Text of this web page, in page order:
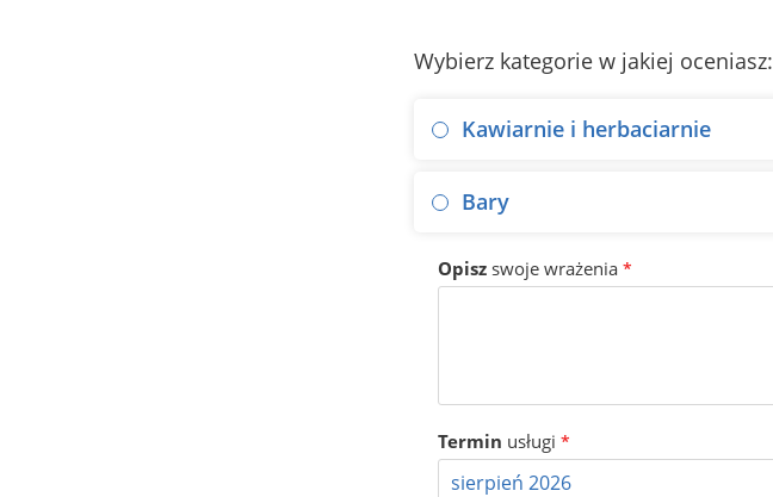
Wybierz kategorie w jakiej oceniasz:
Kawiarnie i herbaciarnie
Bary
Opisz swoje wrażenia *
Termin usługi *